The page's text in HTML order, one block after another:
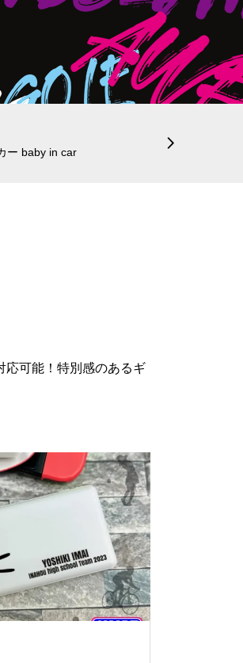
ー baby in car

応可能！特別感のあるギ